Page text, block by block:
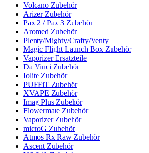
Volcano Zubehör
Arizer Zubehör
Pax 2 / Pax 3 Zubehör
Aromed Zubehör
Plenty/Mighty/Crafty/Venty
Magic Flight Launch Box Zubehör
Vaporizer Ersatzteile
Da Vinci Zubehör
Iolite Zubehör
PUFFiT Zubehör
XVAPE Zubehör
Imag Plus Zubehör
Flowermate Zubehör
Vaporizer Zubehör
microG Zubehör
Atmos Rx Raw Zubehör
Ascent Zubehör